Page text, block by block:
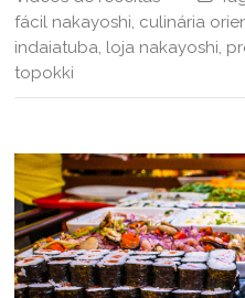
fácil nakayoshi, culinária
indaiatuba, loja nakayoshi,
topokki